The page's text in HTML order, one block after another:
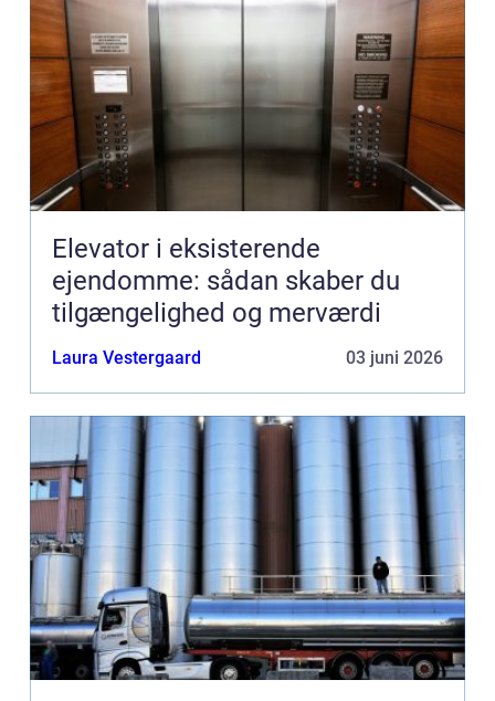
Elevator i eksisterende
ejendomme: sådan skaber du
tilgængelighed og merværdi
Laura Vestergaard 03 juni 2026